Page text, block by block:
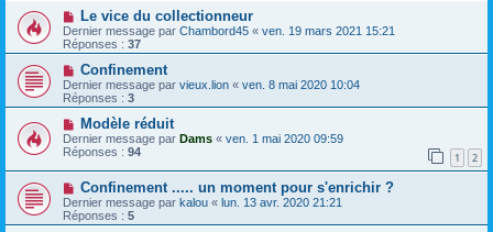
Le vice du collectionneur
Dernier message par Chambord45 « ven. 19 mars 2021 15:21
Réponses : 37
Confinement
Dernier message par vieux.lion « ven. 8 mai 2020 10:04
Réponses : 3
Modèle réduit
Dernier message par Dams « ven. 1 mai 2020 09:59
Réponses : 94 1 2
Confinement ..... un moment pour s'enrichir ?
Dernier message par kalou « lun. 13 avr. 2020 21:21
Réponses : 5